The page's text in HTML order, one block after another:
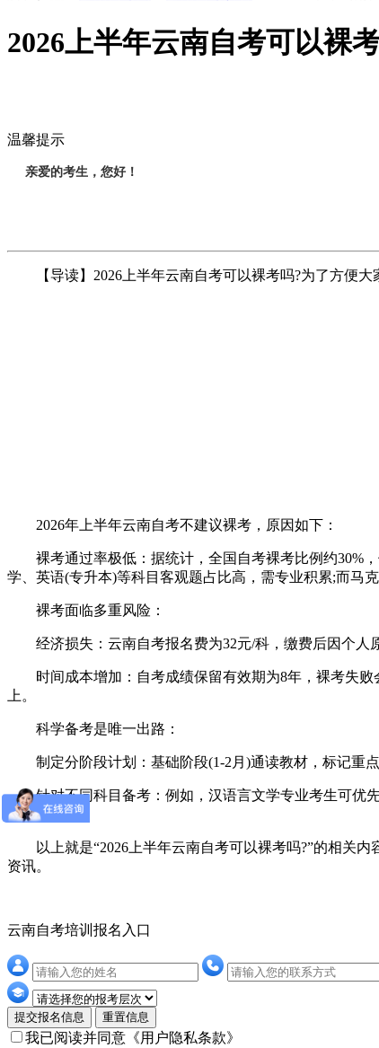
2026上半年云南自考可以裸
温馨提示
亲爱的考生，您好！
【导读】2026上半年云南自考可以裸考吗?为了方便大
2026年上半年云南自考不建议裸考，原因如下：
裸考通过率极低：据统计，全国自考裸考比例约30%，
学、英语(专升本)等科目客观题占比高，需专业积累;而马
裸考面临多重风险：
经济损失：云南自考报名费为32元/科，缴费后因个人
时间成本增加：自考成绩保留有效期为8年，裸考失败
上。
科学备考是唯一出路：
制定分阶段计划：基础阶段(1-2月)通读教材，标记重点;
针对不同科目备考：例如，汉语言文学专业考生可优先
读技巧。
以上就是“2026上半年云南自考可以裸考吗?”的相关内
资讯。
云南自考培训报名入口
提交报名信息 重置信息
我已阅读并同意 《用户隐私条款》